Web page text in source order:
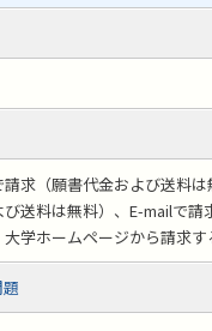
求（願書代金および送料は
送料は無料）、E-mailで請
学ホームページから請求す